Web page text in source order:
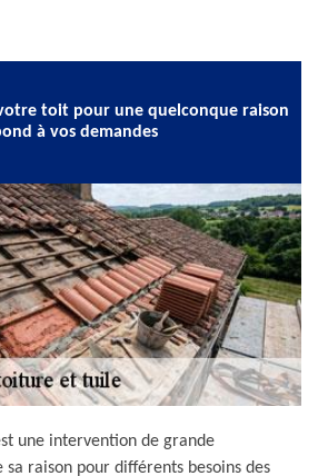
toit pour une quelconque raison
à vos demandes
une intervention de grande
raison pour différents besoins des